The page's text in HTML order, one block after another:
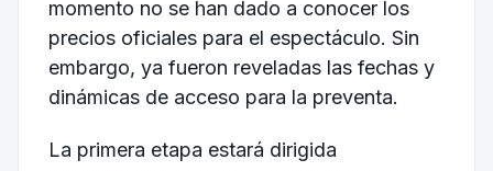
momento no se han dado a conocer los
precios oficiales para el espectáculo. Sin
embargo, ya fueron reveladas las fechas y
dinámicas de acceso para la preventa.
La primera etapa estará dirigida